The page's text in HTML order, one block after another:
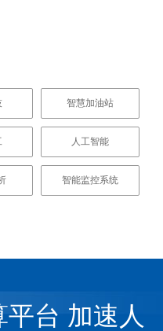
智慧加油站
人工智能
智能监控系统
台 加速人